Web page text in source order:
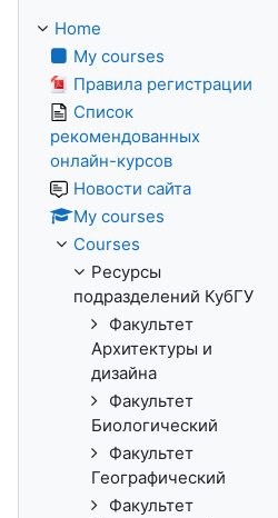
Home
My courses
Правила регистрации
Список
рекомендованных
онлайн-курсов
Новости сайта
My courses
Courses
Ресурсы
подразделений КубГУ
Факультет
Архитектуры и
дизайна
Факультет
Биологический
Факультет
Географический
Факультет